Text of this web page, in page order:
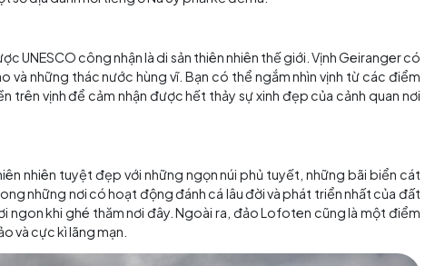
sơ, từ dãy núi, hồ, vịnh, bờ biển cho đến rừng cây. Một khi
phá những địa điểm này ở Na Uy. Bạn có thể khám phá
hỏa. Một số địa danh nổi tiếng ở Na Uy phải kể đến là: